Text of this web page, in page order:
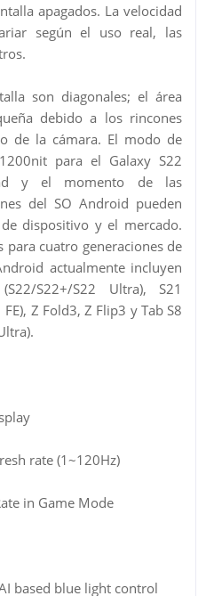
apagados. La velocidad
según el uso real, las
son diagonales; el área
debido a los rincones
de la cámara. El modo de
para el Galaxy S22
y el momento de las
del SO Android pueden
dispositivo y el mercado.
para cuatro generaciones de
actualmente incluyen
S22+/S22 Ultra), S21
Z Fold3, Z Flip3 y Tab S8
rate (1~120Hz)
in Game Mode
based blue light control